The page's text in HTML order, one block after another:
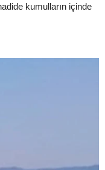
kumulların içinde